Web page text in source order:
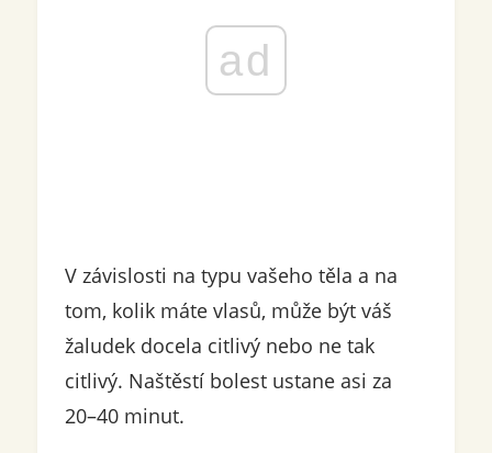
ad
V závislosti na typu vašeho těla a na
tom, kolik máte vlasů, může být váš
žaludek docela citlivý nebo ne tak
citlivý. Naštěstí bolest ustane asi za
20–40 minut.